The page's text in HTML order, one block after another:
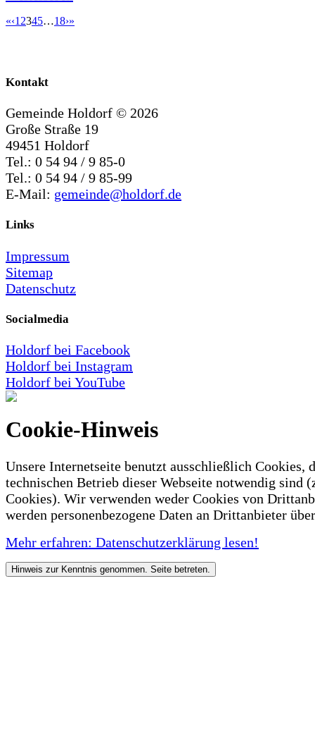
«‹1 2345…18›»
Kontakt
Gemeinde Holdorf © 2026
Große Straße 19
49451 Holdorf
Tel.: 0 54 94 / 9 85-0
Tel.: 0 54 94 / 9 85-99
E-Mail: gemeinde@holdorf.de
Links
Impressum
Sitemap
Datenschutz
Socialmedia
Holdorf bei Facebook
Holdorf bei Instagram
Holdorf bei YouTube
Cookie-Hinweis
Unsere Internetseite benutzt ausschließlich Cookies,
technischen Betrieb dieser Webseite notwendig sind
Cookies). Wir verwenden weder Cookies von
werden personenbezogene Daten an Drittanbieter
Mehr erfahren: Datenschutzerklärung lesen!
Hinweis zur Kenntnis genommen. Seite betreten.